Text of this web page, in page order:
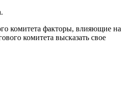
комитета факторы, влияющие на
комитета высказать свое